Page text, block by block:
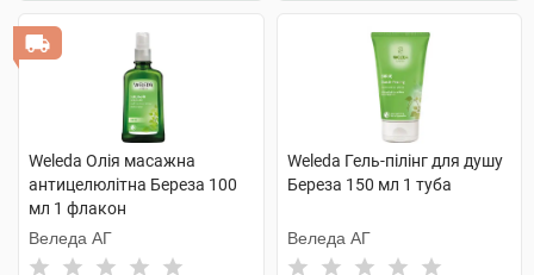
Weleda Олія масажна
антицелюлітна Береза 100
мл 1 флакон
Веледа АГ
Weleda Гель-пілінг для душу
Береза 150 мл 1 туба
Веледа АГ